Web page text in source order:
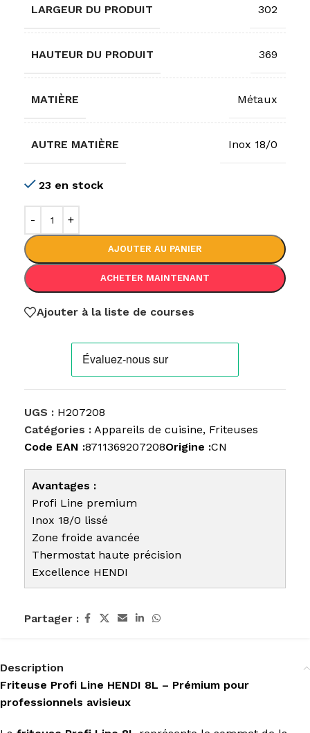
LARGEUR DU PRODUIT 302
HAUTEUR DU PRODUIT 369
MATIÈRE Métaux
AUTRE MATIÈRE Inox 18/0
23 en stock
AJOUTER AU PANIER
ACHETER MAINTENANT
Ajouter à la liste de courses
UGS : H207208
Catégories : Appareils de cuisine, Friteuses
Code EAN :8711369207208Origine :CN
Avantages :
Profi Line premium
Inox 18/0 lissé
Zone froide avancée
Thermostat haute précision
Excellence HENDI
Partager :
Description
Friteuse Profi Line HENDI 8L – Prémium pour
professionnels avisieux